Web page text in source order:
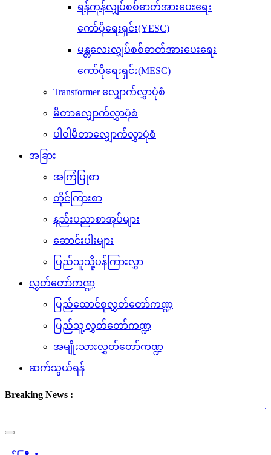
ရန်ကုန်လျှပ်စစ်ဓာတ်အားပေးရေး
ကော်ပိုရေးရှင်း(YESC)
မန္တလေးလျှပ်စစ်ဓာတ်အားပေးရေး
ကော်ပိုရေးရှင်း(MESC)
Transformer လျှောက်လွှာပုံစံ
မီတာလျှောက်လွှာပုံစံ
ပါဝါမီတာလျှောက်လွှာပုံစံ
အခြား
အကြံပြုစာ
တိုင်ကြားစာ
နည်းပညာစာအုပ်များ
ဆောင်းပါးများ
ပြည်သူသို့ပန်ကြားလွှာ
လွှတ်တော်ကဏ္ဍ
ပြည်ထောင်စုလွှတ်တော်ကဏ္ဍ
ပြည်သူ့လွှတ်တော်ကဏ္ဍ
အမျိုးသားလွှတ်တော်ကဏ္ဍ
ဆက်သွယ်ရန်
Breaking News :
navigation